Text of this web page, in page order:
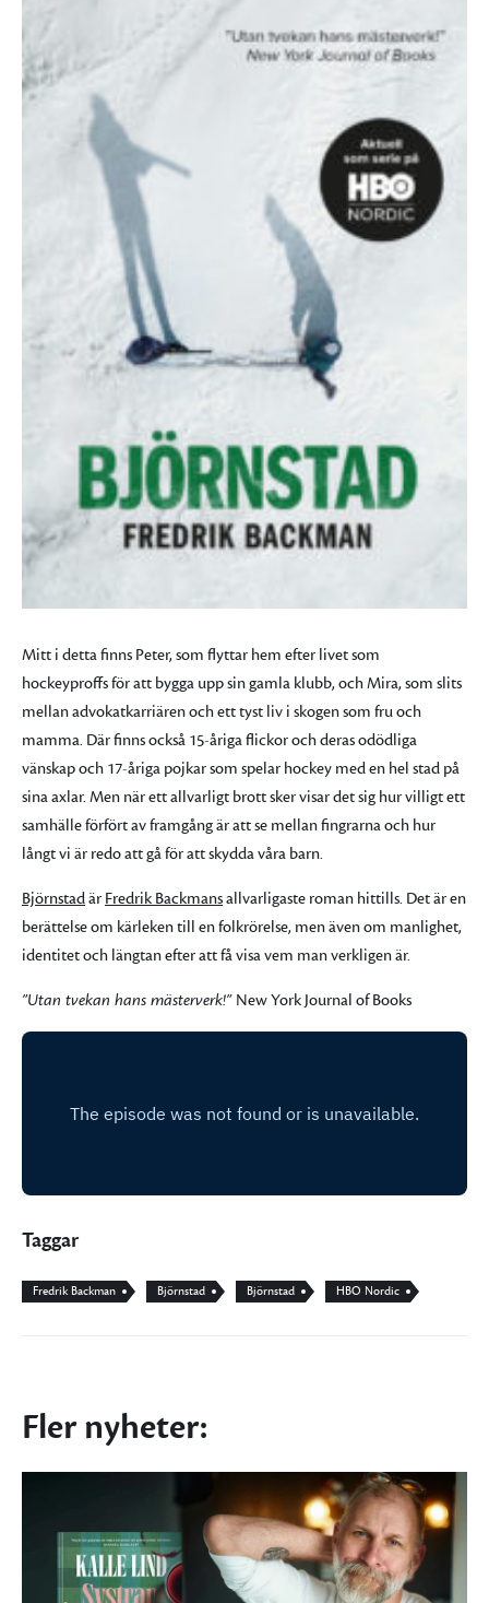
Mitt i detta finns Peter, som flyttar hem efter livet som
hockeyproffs för att bygga upp sin gamla klubb, och Mira, som slits
mellan advokatkarriären och ett tyst liv i skogen som fru och
mamma. Där finns också 15-åriga flickor och deras odödliga
vänskap och 17-åriga pojkar som spelar hockey med en hel stad på
sina axlar. Men när ett allvarligt brott sker visar det sig hur villigt ett
samhälle förfört av framgång är att se mellan fingrarna och hur
långt vi är redo att gå för att skydda våra barn.
Björnstadär Fredrik Backmansallvarligaste roman hittills. Det är en
berättelse om kärleken till en folkrörelse, men även om manlighet,
identitet och längtan efter att få visa vem man verkligen är.
”Utan tvekan hans mästerverk!” New York Journal of Books
Taggar
Fredrik Backman Björnstad Björnstad HBO Nordic
Fler nyheter: